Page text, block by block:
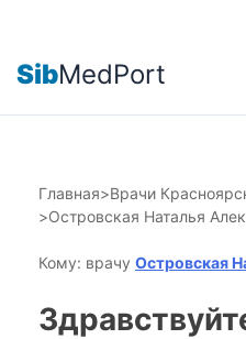
SibMedPort
Главная>Врачи
>Островская Наталья
Кому: врачу Островская